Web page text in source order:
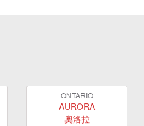
ONTARIO
AURORA
奧洛拉